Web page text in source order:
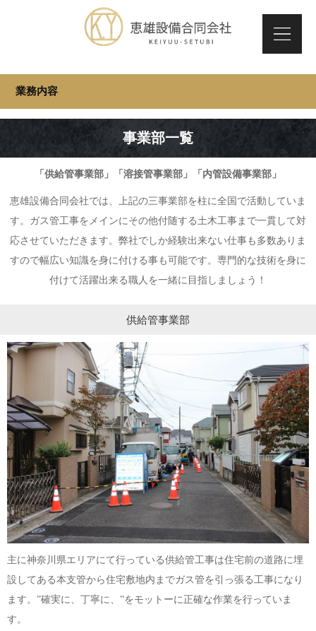
業務内容
事業部一覧
「供給管事業部」「溶接管事業部」「内管設備事業部」
恵雄設備合同会社では、上記の三事業部を柱に全国で活動していま
す。ガス管工事をメインにその他付随する土木工事まで一貫して対
応させていただきます。弊社でしか経験出来ない仕事も多数ありま
すので幅広い知識を身に付ける事も可能です。専門的な技術を身に
付けて活躍出来る職人を一緒に目指しましょう！
供給管事業部
主に神奈川県エリアにて行っている供給管工事は住宅前の道路に埋
設してある本支管から住宅敷地内までガス管を引っ張る工事になり
ます。”確実に、丁寧に、”をモットーに正確な作業を行っていま
す。